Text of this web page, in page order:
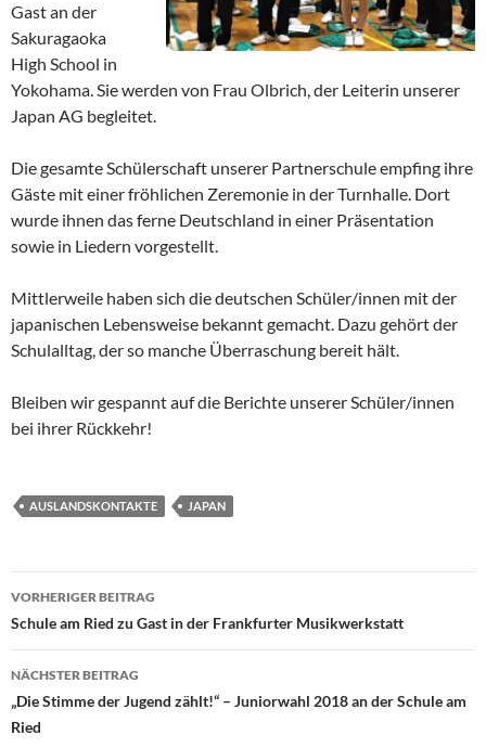
Gast an der
Sakuragaoka
High School in
Yokohama. Sie werden von Frau Olbrich, der Leiterin unserer
Japan AG begleitet.
Die gesamte Schülerschaft unserer Partnerschule empfing ihre
Gäste mit einer fröhlichen Zeremonie in der Turnhalle. Dort
wurde ihnen das ferne Deutschland in einer Präsentation
sowie in Liedern vorgestellt.
Mittlerweile haben sich die deutschen Schüler/innen mit der
japanischen Lebensweise bekannt gemacht. Dazu gehört der
Schulalltag, der so manche Überraschung bereit hält.
Bleiben wir gespannt auf die Berichte unserer Schüler/innen
bei ihrer Rückkehr!
AUSLANDSKONTAKTE JAPAN
Beitragsnavigation
VORHERIGER BEITRAG
Schule am Ried zu Gast in der Frankfurter Musikwerkstatt
NÄCHSTER BEITRAG
„Die Stimme der Jugend zählt!“ – Juniorwahl 2018 an der Schule am
Ried